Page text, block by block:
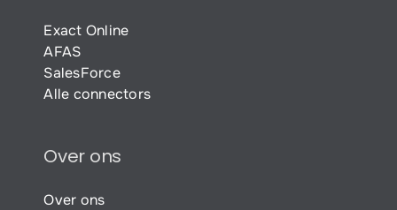
Exact Online
AFAS
SalesForce
Alle connectors
Over ons
Over ons